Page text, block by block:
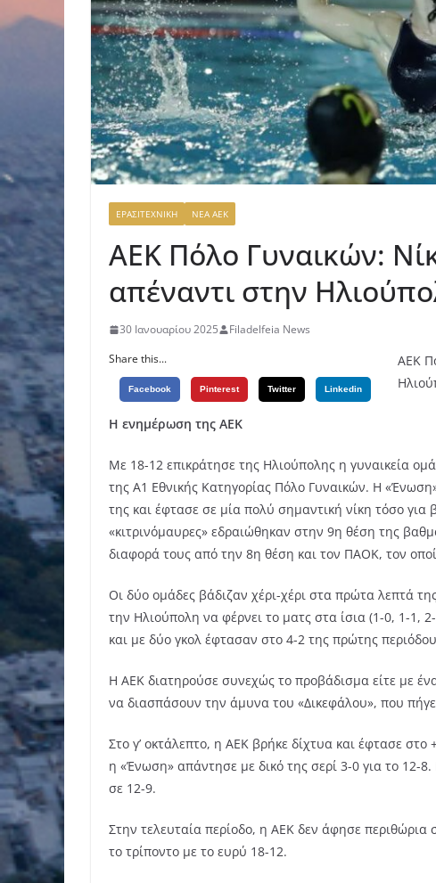
ΕΡΑΣΙΤΕΧΝΙΚΗ ΝΕΑ ΑΕΚ
ΑΕΚ Πόλο Γυναικών:
απέναντι στην
30 Ιανουαρίου 2025
Filadelfeia News
Share this...
Facebook Pinterest Twitter Linkedin
ΑΕΚ
Η ενημέρωση της ΑΕΚ
Με 18-12 επικράτησε της Ηλιούπολης η γυναικεία
της Α1 Εθνικής Κατηγορίας Πόλο Γυναικών. Η
της και έφτασε σε μία πολύ σημαντική νίκη τόσο
«κιτρινόμαυρες» εδραιώθηκαν στην 9η θέση της
διαφορά τους από την 8η θέση και τον ΠΑΟΚ, τον
Oι δύο ομάδες βάδιζαν χέρι-χέρι στα πρώτα λεπτά
την Ηλιούπολη να φέρνει το ματς στα ίσια (1-0, 1-1,
και με δύο γκολ έφτασαν στο 4-2 της πρώτης
Η ΑΕΚ διατηρούσε συνεχώς το προβάδισμα είτε με
να διασπάσουν την άμυνα του «Δικεφάλου», που
Στο γ’ οκτάλεπτο, η ΑΕΚ βρήκε δίχτυα και έφτασε
η «Ένωση» απάντησε με δικό της σερί 3-0 για το 12-
σε 12-9.
Στην τελευταία περίοδο, η ΑΕΚ δεν άφησε περιθώρια
το τρίποντο με το ευρύ 18-12.